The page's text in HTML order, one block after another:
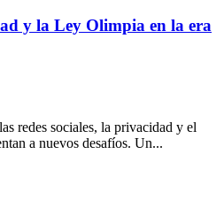
y la Ley Olimpia en la era
redes sociales, la privacidad y el
a nuevos desafíos. Un...